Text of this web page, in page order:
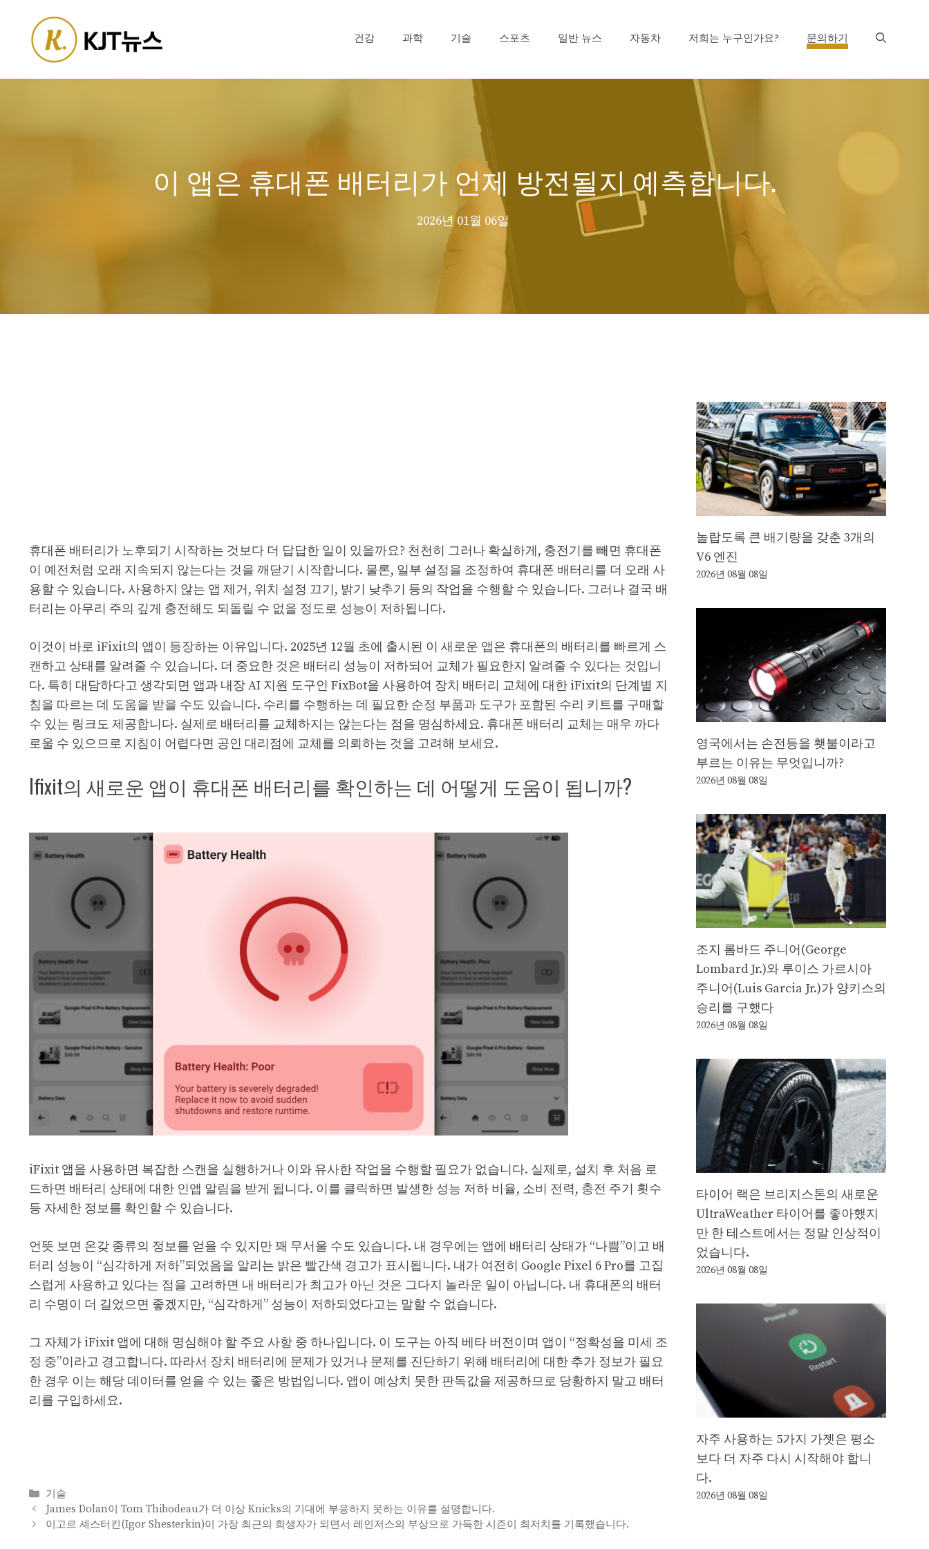
content
건강 과학 기술 스포츠 일반 뉴스 자동차 저희는 누구인가요? 문의하기
이 앱은 휴대폰 배터리가 언제 방전될지 예측합니다.
2026년 01월 06일
휴대폰 배터리가 노후되기 시작하는 것보다 더 답답한 일이 있을까요? 천천히 그러나 확실하게, 충전기를 빼면 휴대폰
이 예전처럼 오래 지속되지 않는다는 것을 깨닫기 시작합니다. 물론, 일부 설정을 조정하여 휴대폰 배터리를 더 오래 사
용할 수 있습니다. 사용하지 않는 앱 제거, 위치 설정 끄기, 밝기 낮추기 등의 작업을 수행할 수 있습니다. 그러나 결국 배
터리는 아무리 주의 깊게 충전해도 되돌릴 수 없을 정도로 성능이 저하됩니다.
이것이 바로 iFixit의 앱이 등장하는 이유입니다. 2025년 12월 초에 출시된 이 새로운 앱은 휴대폰의 배터리를 빠르게 스
캔하고 상태를 알려줄 수 있습니다. 더 중요한 것은 배터리 성능이 저하되어 교체가 필요한지 알려줄 수 있다는 것입니
다. 특히 대담하다고 생각되면 앱과 내장 AI 지원 도구인 FixBot을 사용하여 장치 배터리 교체에 대한 iFixit의 단계별 지
침을 따르는 데 도움을 받을 수도 있습니다. 수리를 수행하는 데 필요한 순정 부품과 도구가 포함된 수리 키트를 구매할
수 있는 링크도 제공합니다. 실제로 배터리를 교체하지는 않는다는 점을 명심하세요. 휴대폰 배터리 교체는 매우 까다
로울 수 있으므로 지침이 어렵다면 공인 대리점에 교체를 의뢰하는 것을 고려해 보세요.
Ifixit의 새로운 앱이 휴대폰 배터리를 확인하는 데 어떻게 도움이 됩니까?
iFixit 앱을 사용하면 복잡한 스캔을 실행하거나 이와 유사한 작업을 수행할 필요가 없습니다. 실제로, 설치 후 처음 로
드하면 배터리 상태에 대한 인앱 알림을 받게 됩니다. 이를 클릭하면 발생한 성능 저하 비율, 소비 전력, 충전 주기 횟수
등 자세한 정보를 확인할 수 있습니다.
언뜻 보면 온갖 종류의 정보를 얻을 수 있지만 꽤 무서울 수도 있습니다. 내 경우에는 앱에 배터리 상태가 “나쁨”이고 배
터리 성능이 “심각하게 저하”되었음을 알리는 밝은 빨간색 경고가 표시됩니다. 내가 여전히 Google Pixel 6 Pro를 고집
스럽게 사용하고 있다는 점을 고려하면 내 배터리가 최고가 아닌 것은 그다지 놀라운 일이 아닙니다. 내 휴대폰의 배터
리 수명이 더 길었으면 좋겠지만, “심각하게” 성능이 저하되었다고는 말할 수 없습니다.
그 자체가 iFixit 앱에 대해 명심해야 할 주요 사항 중 하나입니다. 이 도구는 아직 베타 버전이며 앱이 “정확성을 미세 조
정 중”이라고 경고합니다. 따라서 장치 배터리에 문제가 있거나 문제를 진단하기 위해 배터리에 대한 추가 정보가 필요
한 경우 이는 해당 데이터를 얻을 수 있는 좋은 방법입니다. 앱이 예상치 못한 판독값을 제공하므로 당황하지 말고 배터
리를 구입하세요.
Categories
기술
James Dolan이 Tom Thibodeau가 더 이상 Knicks의 기대에 부응하지 못하는 이유를 설명합니다.
이고르 셰스터킨(Igor Shesterkin)이 가장 최근의 희생자가 되면서 레인저스의 부상으로 가득한 시즌이 최저치를 기록했습니다.
놀랍도록 큰 배기량을 갖춘 3개의
V6 엔진
2026년 08월 08일
영국에서는 손전등을 횃불이라고
부르는 이유는 무엇입니까?
2026년 08월 08일
조지 롬바드 주니어(George
Lombard Jr.)와 루이스 가르시아
주니어(Luis Garcia Jr.)가 양키스의
승리를 구했다
2026년 08월 08일
타이어 랙은 브리지스톤의 새로운
UltraWeather 타이어를 좋아했지
만 한 테스트에서는 정말 인상적이
었습니다.
2026년 08월 08일
자주 사용하는 5가지 가젯은 평소
보다 더 자주 다시 시작해야 합니
다.
2026년 08월 08일